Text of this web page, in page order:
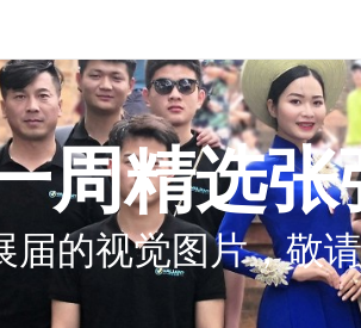
周精选张
届的视觉图片，敬